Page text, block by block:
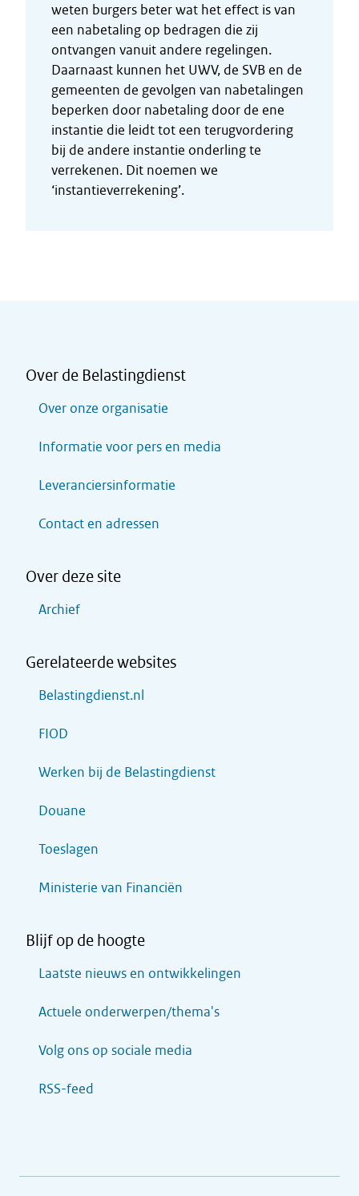
weten burgers beter wat het effect is van
een nabetaling op bedragen die zij
ontvangen vanuit andere regelingen.
Daarnaast kunnen het UWV, de SVB en de
gemeenten de gevolgen van nabetalingen
beperken door nabetaling door de ene
instantie die leidt tot een terugvordering
bij de andere instantie onderling te
verrekenen. Dit noemen we
‘instantieverrekening’.
Over de Belastingdienst
Over onze organisatie
Informatie voor pers en media
Leveranciersinformatie
Contact en adressen
Over deze site
Archief
Gerelateerde websites
Belastingdienst.nl
FIOD
Werken bij de Belastingdienst
Douane
Toeslagen
Ministerie van Financiën
Blijf op de hoogte
Laatste nieuws en ontwikkelingen
Actuele onderwerpen/thema's
Volg ons op sociale media
RSS-feed